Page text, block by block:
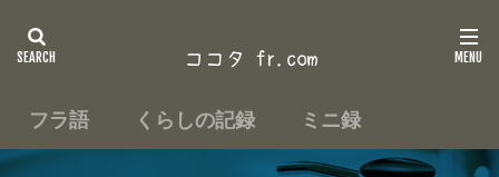
フラ語 くらしの記録 ミニ録